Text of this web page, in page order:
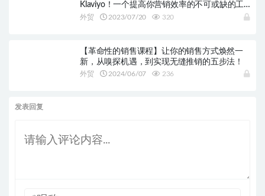
Klaviyo！一个提高你营销效率的不可或缺的工
具！
外贸 2023/07/20 320
【革命性的销售课程】让你的销售方式焕然一
新，从嗅探机遇，到实现无缝推销的五步法！
外贸 2024/06/07 236
发表回复